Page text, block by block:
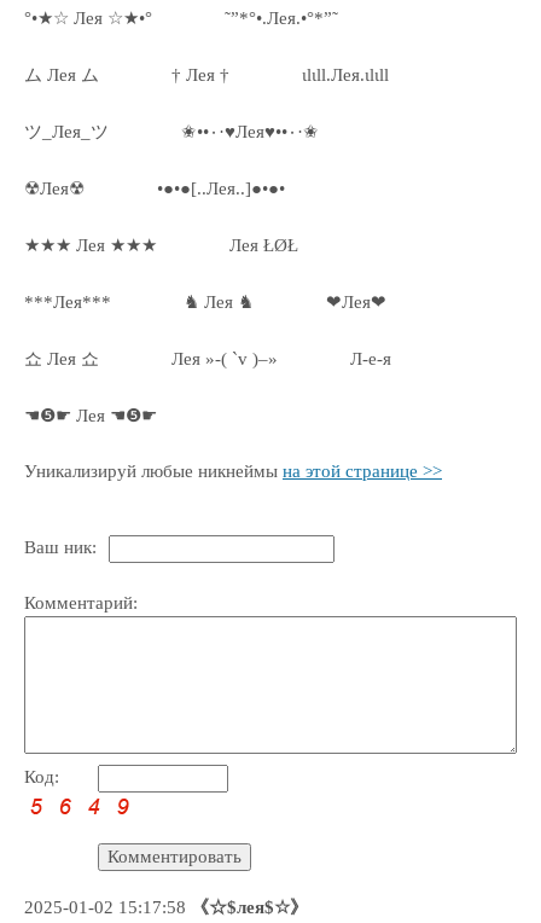
°•★☆ Лея ☆★•° ˜”*°•.Лея.•°*”˜
ム Лея ム † Лея † ιlιll.Лея.ιlιll
ツ_Лея_ツ ✬••٠·♥Лея♥••٠·✬
☢Лея☢ •●•●[..Лея..]●•●•
★★★ Лея ★★★ Лея ŁØŁ
***Лея*** ♞ Лея ♞ ❤Лея❤
쇼 Лея 쇼 Лея »-( `v )–» Л-е-я
☚❺☛ Лея ☚❺☛
Уникализируй любые никнеймы на этой странице >>
Ваш ник:
Комментарий:
Код:
2025-01-02 15:17:58 《☆$лея$☆》